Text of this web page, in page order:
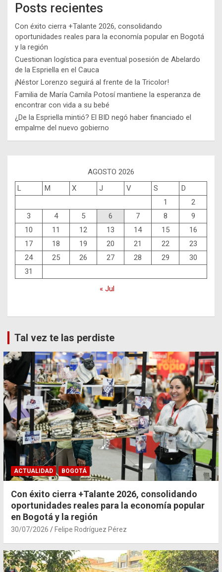
Posts recientes
Con éxito cierra +Talante 2026, consolidando
oportunidades reales para la economía popular en Bogotá
y la región
Cuestionan logística para eventual posesión de Abelardo
de la Espriella en el Cauca
¡Néstor Lorenzo seguirá al frente de la Tricolor!
Familia de María Camila Potosí mantiene la esperanza de
encontrar con vida a su bebé
¿De la Espriella mintió? El BID negó haber financiado el
empalme del nuevo gobierno
AGOSTO 2026
L
M X J V S
D
1
2
3
4 5 6 7 8
9
10
11 12 13 14 15
16
17
18 19 20 21 22
23
24
25 26 27 28 29
30
31
« Jul
Tal vez te las perdiste
ACTUALIDAD BOGOTÁ
Con éxito cierra +Talante 2026, consolidando
oportunidades reales para la economía popular
en Bogotá y la región
30/07/2026 Felipe Rodríguez Pérez